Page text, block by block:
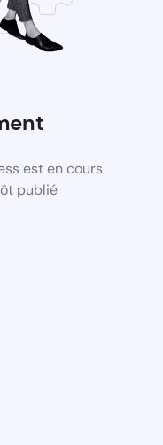
est en cours
publié